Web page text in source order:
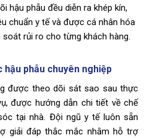
hậu phẫu đều diễn ra khép kín,
chuẩn y tế và được cá nhân hóa
soát rủi ro cho từng khách hàng.
hậu phẫu chuyên nghiệp
được theo dõi sát sao sau thực
được hướng dẫn chi tiết về chế
tại nhà. Đội ngũ y tế luôn sẵn
giải đáp thắc mắc nhằm hỗ trợ